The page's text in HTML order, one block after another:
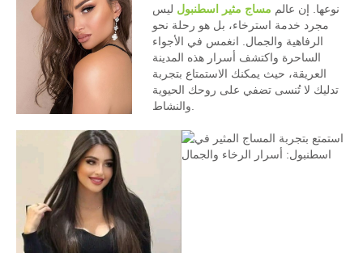
نوعها. إن عالم مساج مثير اسطنبول ليس
مجرد خدمة استرخاء، بل هو رحلة نحو
الرفاهية والجمال. انغمس في الأجواء
الساحرة واكتشف أسرار هذه المدينة
العريقة، حيث يمكنك الاستمتاع بتجربة
تدليك لا تُنسى تضفي على روحك الحيوية